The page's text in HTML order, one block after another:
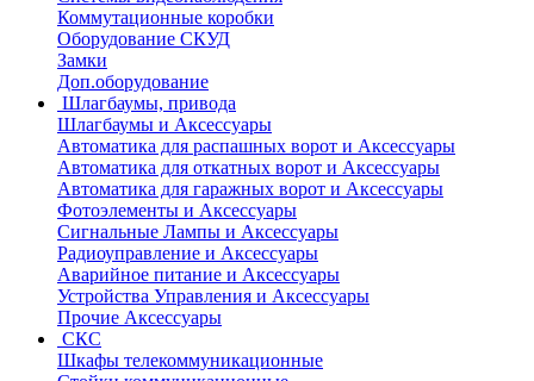
Коммутационные коробки
Оборудование СКУД
Замки
Доп.оборудование
Шлагбаумы, привода
Шлагбаумы и Аксессуары
Автоматика для распашных ворот и Аксессуары
Автоматика для откатных ворот и Аксессуары
Автоматика для гаражных ворот и Аксессуары
Фотоэлементы и Аксессуары
Сигнальные Лампы и Аксессуары
Радиоуправление и Аксессуары
Аварийное питание и Аксессуары
Устройства Управления и Аксессуары
Прочие Аксессуары
СКС
Шкафы телекоммуникационные